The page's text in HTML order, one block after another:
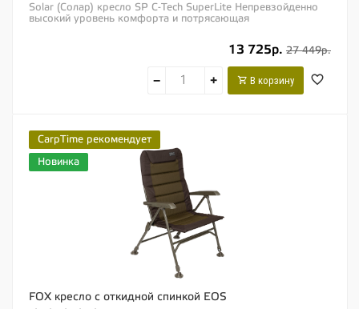
Solar (Солар) кресло SP C-Tech SuperLite Непревзойденно
высокий уровень комфорта и потрясающая
13 725р. 27 449р.
− + В корзину
CarpTime рекомендует
Новинка
FOX кресло с откидной спинкой EOS